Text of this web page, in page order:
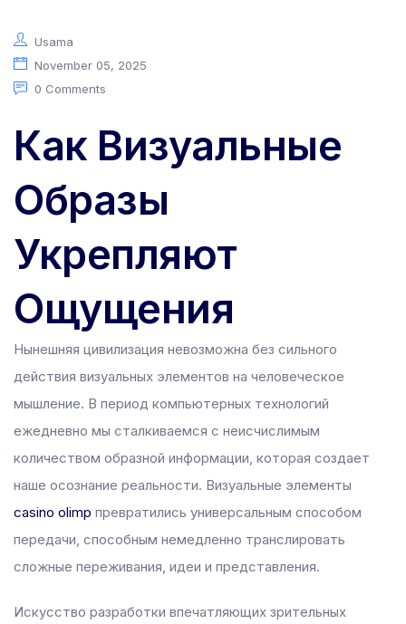
al
Usama
November 05, 2025
0 Comments
Как Визуальные
Образы
Укрепляют
Ощущения
Нынешняя цивилизация невозможна без сильного
действия визуальных элементов на человеческое
мышление. В период компьютерных технологий
ежедневно мы сталкиваемся с неисчислимым
количеством образной информации, которая создает
наше осознание реальности. Визуальные элементы
casino olimp превратились универсальным способом
передачи, способным немедленно транслировать
сложные переживания, идеи и представления.
Искусство разработки впечатляющих зрительных